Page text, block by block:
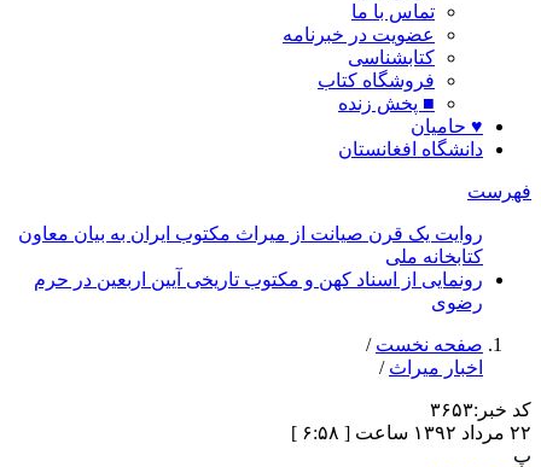
تماس با ما
عضویت در خبرنامه
کتابشناسی
فروشگاه کتاب
■ پخش زنده
♥ حامیان
دانشگاه افغانستان
فهرست
روایت یک قرن صیانت از میراث مکتوب ایران به بیان معاون
کتابخانه ملی
رونمایی از اسناد کهن و مکتوب تاریخی آیین اربعین در حرم
رضوی
صفحه نخست /
اخبار میراث /
کد خبر:۳۶۵۳
۲۲ مرداد ۱۳۹۲ ساعت [ ۶:۵۸ ]
پ